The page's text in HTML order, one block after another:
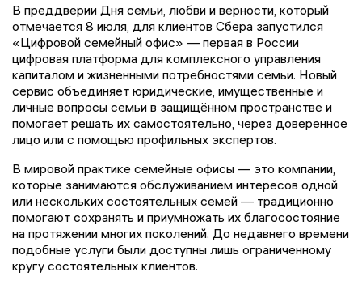
В преддверии Дня семьи, любви и верности, который
отмечается 8 июля, для клиентов Сбера запустился
«Цифровой семейный офис» — первая в России
цифровая платформа для комплексного управления
капиталом и жизненными потребностями семьи. Новый
сервис объединяет юридические, имущественные и
личные вопросы семьи в защищённом пространстве и
помогает решать их самостоятельно, через доверенное
лицо или с помощью профильных экспертов.
В мировой практике семейные офисы — это компании,
которые занимаются обслуживанием интересов одной
или нескольких состоятельных семей — традиционно
помогают сохранять и приумножать их благосостояние
на протяжении многих поколений. До недавнего времени
подобные услуги были доступны лишь ограниченному
кругу состоятельных клиентов.